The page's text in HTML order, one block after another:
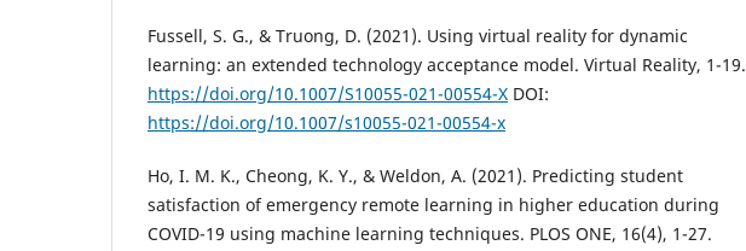
Fussell, S. G., & Truong, D. (2021). Using virtual reality for dynamic
learning: an extended technology acceptance model. Virtual Reality, 1-19.
https://doi.org/10.1007/S10055-021-00554-X DOI:
https://doi.org/10.1007/s10055-021-00554-x
Ho, I. M. K., Cheong, K. Y., & Weldon, A. (2021). Predicting student
satisfaction of emergency remote learning in higher education during
COVID-19 using machine learning techniques. PLOS ONE, 16(4), 1-27.